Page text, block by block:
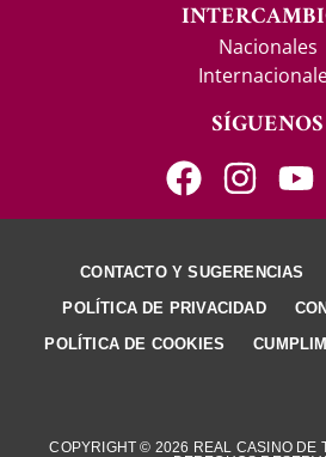
Nacionales
SÍGUENOS
CONTACTO Y SUGERENCIAS
POLÍTICA DE PRIVACIDAD
POLÍTICA DE COOKIES
COPYRIGHT © 2026 REAL CASINO DE